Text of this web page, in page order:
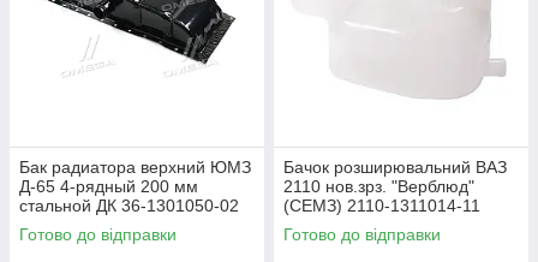
Бак радиатора верхний ЮМЗ
Д-65 4-рядный 200 мм
стальной ДК 36-1301050-02
Готово до відправки
Бачок розширювальний ВАЗ
2110 нов.зрз. "Верблюд"
(СЕМЗ) 2110-1311014-11
Готово до відправки